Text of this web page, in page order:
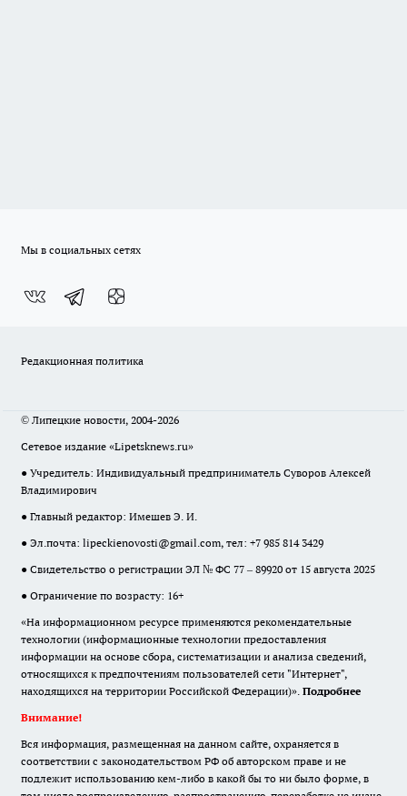
Мы в социальных сетях
Редакционная политика
© Липецкие новости, 2004-2026
Сетевое издание «Lipetsknews.ru»
● Учредитель: Индивидуальный предприниматель Суворов Алексей
Владимирович
● Главный редактор: Имешев Э. И.
● Эл.почта: lipeckienovosti@gmail.com, тел: +7 985 814 3429
● Свидетельство о регистрации ЭЛ № ФС 77 – 89920 от 15 августа 2025
● Ограничение по возрасту: 16+
«На информационном ресурсе применяются рекомендательные
технологии (информационные технологии предоставления
информации на основе сбора, систематизации и анализа сведений,
относящихся к предпочтениям пользователей сети "Интернет",
находящихся на территории Российской Федерации)». Подробнее
Внимание!
Вся информация, размещенная на данном сайте, охраняется в
соответствии с законодательством РФ об авторском праве и не
подлежит использованию кем-либо в какой бы то ни было форме, в